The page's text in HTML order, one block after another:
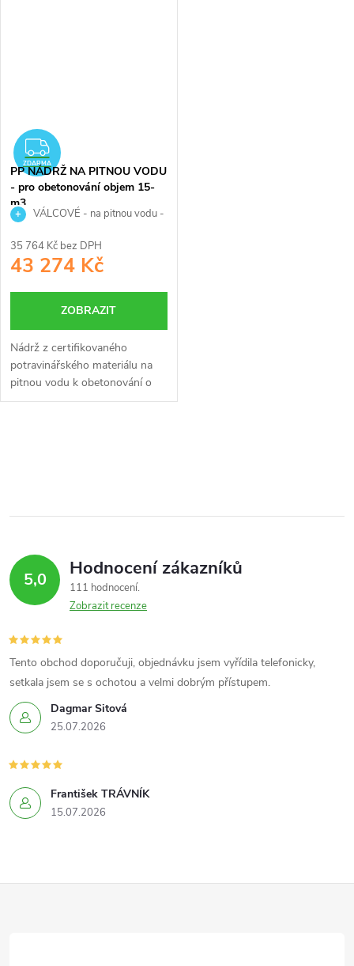
ZDARMA
ZDARMA
PP NÁDRŽ NA PITNOU VODU
- pro obetonování objem 15-
m3
VÁLCOVÉ - na pitnou vodu -
35 764 Kč bez DPH
43 274 Kč
ZOBRAZIT
Nádrž z certifikovaného
potravinářského materiálu na
pitnou vodu k obetonování o
objemu 15 m3 je určena ke
l
d
a
c
í
p
r
v
k
y
ý
5,0 Hodnocení zákazníků
111 hodnocení
Zobrazit recenze
Dagmar Sitová
25.07.2026
Tento obchod doporučuji, objednávku jsem vyřídila telefonicky,
setkala jsem se s ochotou a velmi dobrým přístupem.
František TRÁVNÍK
15.07.2026